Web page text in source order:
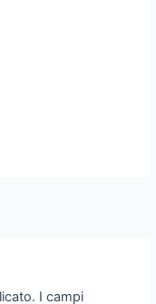
I campi